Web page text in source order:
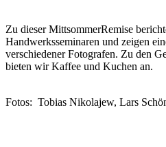
Zu dieser MittsommerRemise
Handwerksseminaren und zeigen
verschiedener Fotografen. Zu den
bieten wir Kaffee und Kuchen an.
Fotos: Tobias Nikolajew, Lars